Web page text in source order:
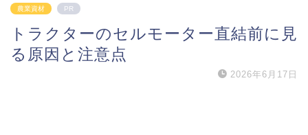
農業資材 PR
トラクターのセルモーター直結前に見
る原因と注意点
2026年6月17日